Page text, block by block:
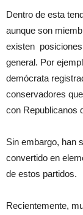
Dentro de esta
aunque son
existen
general. Por
demócrata
conservadores
con Republicanos
Sin embargo, han
convertido en
de estos partidos.
Recientemente,